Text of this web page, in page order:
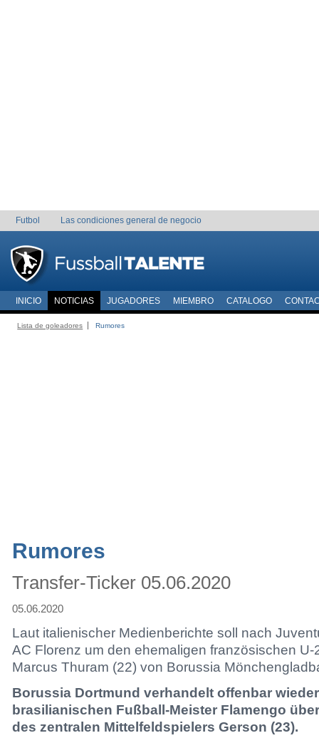
Futbol Las condiciones general de negocio
INICIO NOTICIAS JUGADORES MIEMBRO CATALOGO
Lista de goleadores Rumores
Rumores
Transfer-Ticker 05.06.2020
05.06.2020
Laut italienischer Medienberichte soll nach
AC Florenz um den ehemaligen französischen
Marcus Thuram (22) von Borussia
Borussia Dortmund verhandelt offenbar
brasilianischen Fußball-Meister Flamengo
des zentralen Mittelfeldspielers Gerson (23).